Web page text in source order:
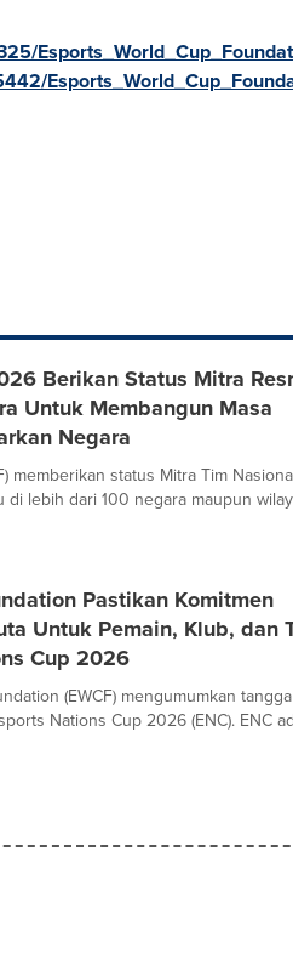
Berikan Status Mitra
Untuk Membangun Masa
Negara
memberikan status Mitra Tim
lebih dari 100 negara maupun
Pastikan Komitmen
Untuk Pemain, Klub, dan
Cup 2026
(EWCF) mengumumkan tanggal
Nations Cup 2026 (ENC). ENC